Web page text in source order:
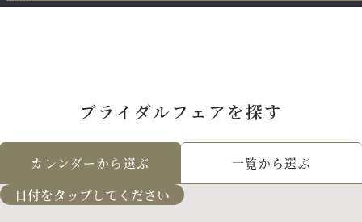
TEL.011-633-
平日 11:00-19:00、土日祝 10:00-
ブライダルフェアを探す
カレンダーから選ぶ 一覧から選ぶ
日付をタップしてください